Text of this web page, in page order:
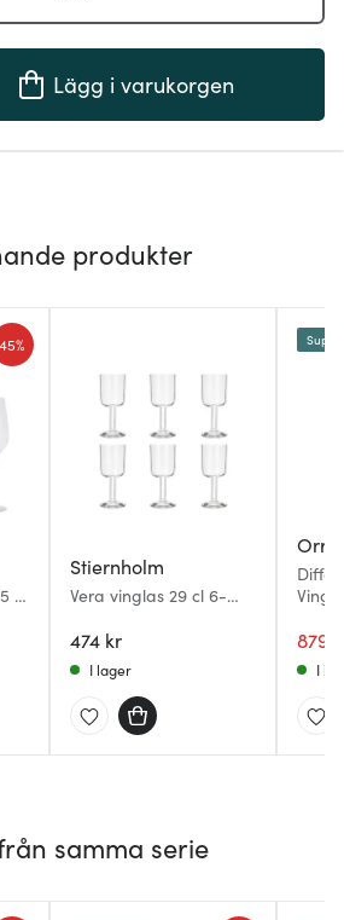
Lägg i varukorgen
produkter
cl
45%
Stiernholm
Vera vinglas 29 cl 6-
474 kr
I lager
879
I
samma serie